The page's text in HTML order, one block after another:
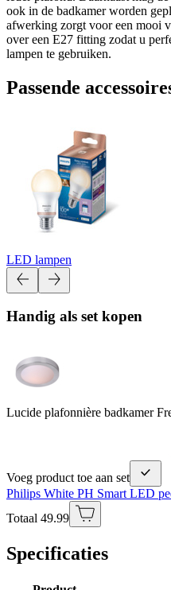
ook in de badkamer worden
afwerking zorgt voor een mooi
over een E27 fitting zodat u
lampen te gebruiken.
Passende
LED lampen
Handig als set kopen
Lucide plafonnière badkamer
Voeg product toe aan set
Philips White PH Smart LED
Totaal 49.99
Specificaties